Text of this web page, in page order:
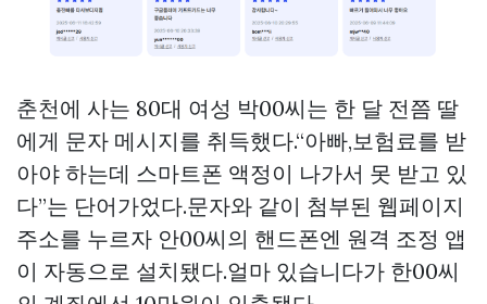
춘천에 사는 80대 여성 박00씨는 한 달 전쯤 딸
에게 문자 메시지를 취득했다.“아빠,보험료를 받
아야 하는데 스마트폰 액정이 나가서 못 받고 있
다”는 단어가었다.문자와 같이 첨부된 웹페이지
주소를 누르자 안00씨의 핸드폰엔 원격 조정 앱
이 자동으로 설치됐다.얼마 있습니다가 한00씨